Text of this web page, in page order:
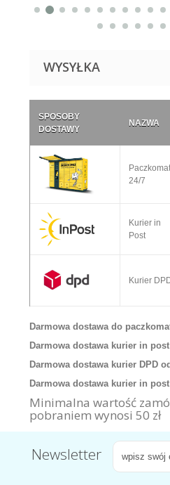
WYSYŁKA
SPOSOBY
DOSTAWY
NAZWA
24/7
Kurier in
Post
Kurier
Darmowa dostawa do
Darmowa dostawa kurier in
Darmowa dostawa kurier DPD
Darmowa dostawa kurier in
Minimalna wartość
pobraniem wynosi 50 zł
Newsletter